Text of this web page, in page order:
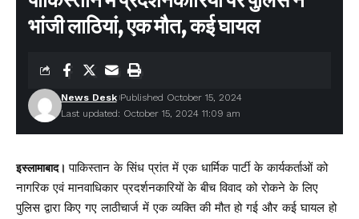
भांजी लाठियां, एक मौत, कई घायल
Last updated: October 15, 2024 11:09 am
News Desk Published October 15, 2024
इस्लामाबाद।पाकिस्तान के सिंध प्रांत में एक धार्मिक पार्टी के कार्यकर्ताओं को
नागरिक एवं मानवाधिकार प्रदर्शनकारियों के बीच विवाद को रोकने के लिए
पुलिस द्वारा किए गए लाठीचार्ज में एक व्यक्ति की मौत हो गई और कई घायल हो